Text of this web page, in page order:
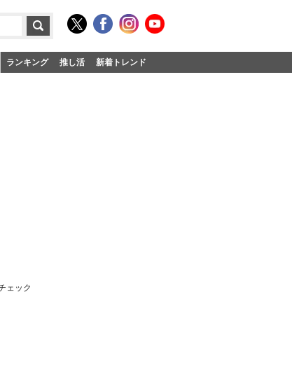
ランキング 推し活 新着トレンド
ェック